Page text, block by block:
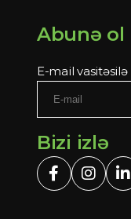
Abunə ol
E-mail
Bizi izlə